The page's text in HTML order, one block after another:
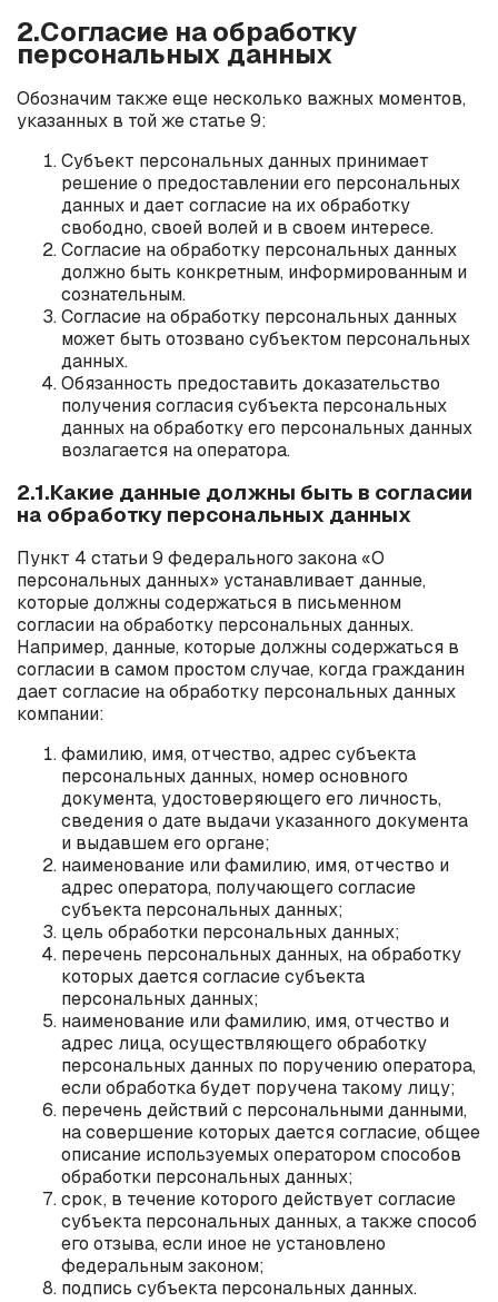
2.Согласие на обработку
персональных данных
Обозначим также еще несколько важных моментов,
указанных в той же статье 9:
Субъект персональных данных принимает
решение о предоставлении его персональных
данных и дает согласие на их обработку
свободно, своей волей и в своем интересе.
Согласие на обработку персональных данных
должно быть конкретным, информированным и
сознательным.
Согласие на обработку персональных данных
может быть отозвано субъектом персональных
данных.
Обязанность предоставить доказательство
получения согласия субъекта персональных
данных на обработку его персональных данных
возлагается на оператора.
2.1.Какие данные должны быть в согласии
на обработку персональных данных
Пункт 4 статьи 9 федерального закона «О
персональных данных» устанавливает данные,
которые должны содержаться в письменном
согласии на обработку персональных данных.
Например, данные, которые должны содержаться в
согласии в самом простом случае, когда гражданин
дает согласие на обработку персональных данных
компании:
фамилию, имя, отчество, адрес субъекта
персональных данных, номер основного
документа, удостоверяющего его личность,
сведения о дате выдачи указанного документа
и выдавшем его органе;
наименование или фамилию, имя, отчество и
адрес оператора, получающего согласие
субъекта персональных данных;
цель обработки персональных данных;
перечень персональных данных, на обработку
которых дается согласие субъекта
персональных данных;
наименование или фамилию, имя, отчество и
адрес лица, осуществляющего обработку
персональных данных по поручению оператора,
если обработка будет поручена такому лицу;
перечень действий с персональными данными,
на совершение которых дается согласие, общее
описание используемых оператором способов
обработки персональных данных;
срок, в течение которого действует согласие
субъекта персональных данных, а также способ
его отзыва, если иное не установлено
федеральным законом;
подпись субъекта персональных данных.